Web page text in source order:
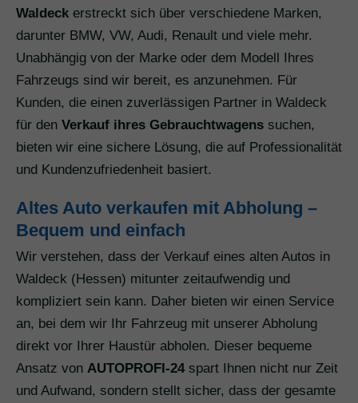
Waldeck erstreckt sich über verschiedene Marken,
darunter BMW, VW, Audi, Renault und viele mehr.
Unabhängig von der Marke oder dem Modell Ihres
Fahrzeugs sind wir bereit, es anzunehmen. Für
Kunden, die einen zuverlässigen Partner in Waldeck
für den Verkauf ihres Gebrauchtwagens suchen,
bieten wir eine sichere Lösung, die auf Professionalität
und Kundenzufriedenheit basiert.
Altes Auto verkaufen mit Abholung –
Bequem und einfach
Wir verstehen, dass der Verkauf eines alten Autos in
Waldeck (Hessen) mitunter zeitaufwendig und
kompliziert sein kann. Daher bieten wir einen Service
an, bei dem wir Ihr Fahrzeug mit unserer Abholung
direkt vor Ihrer Haustür abholen. Dieser bequeme
Ansatz von AUTOPROFI-24spart Ihnen nicht nur Zeit
und Aufwand, sondern stellt sicher, dass der gesamte